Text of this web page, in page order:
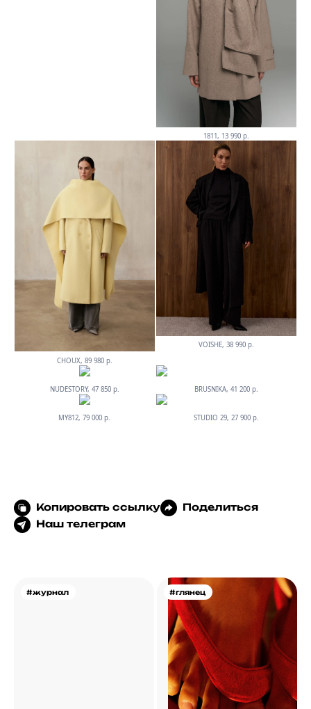
1811, 13 990 р.
CHOUX, 89 980 р.
VOISHE, 38 990 р.
NUDESTORY, 47 850 р. BRUSNIKA, 41 200 р.
MY812, 79 000 р. STUDIO 29, 27 900 р.
Копировать ссылку
Поделиться
Наш телеграм
#журнал #глянец